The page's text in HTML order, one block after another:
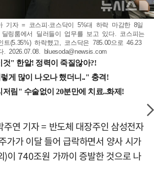
기자 = 코스피·코스닥이 5%대 하락 마감한 8일
링룸에서 딜러들이 업무를 보고 있다. 코스피는
트(5.35%) 하락했고, 코스닥은 785.00으로 46.23
. 2026.07.08. bluesoda@newsis.com
주연 기자 = 반도체 대장주인 삼성전자
가가 이달 들어 급락하면서 양사 시가
)이 740조원 가까이 증발한 것으로 나